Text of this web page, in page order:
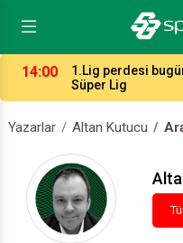
14:00
1.Lig perdesi
Süper Lig
Yazarlar Altan Kutucu